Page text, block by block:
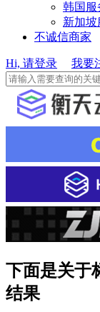
韩国服
新加
不诚信商家
Hi, 请登录 我要
下面是关于
结果